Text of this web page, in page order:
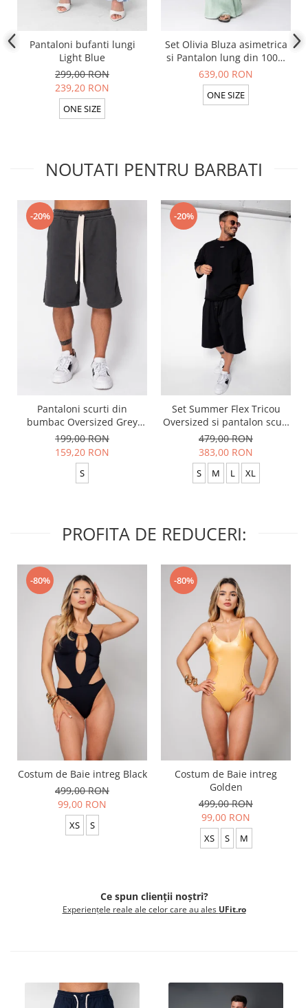
Pantaloni bufanti lungi
Light Blue
299,00 RON
239,20 RON
ONE SIZE
Set Olivia Bluza asimetrica
si Pantalon lung din 100%
in Light Olive
639,00 RON
ONE SIZE
NOUTATI PENTRU BARBATI
-20%
Pantaloni scurti din
bumbac Oversized Grey
Anthracite
199,00 RON
159,20 RON
S
-20%
Set Summer Flex Tricou
Oversized si pantalon scurt
Baggy Black
479,00 RON
383,00 RON
S M L XL
PROFITA DE REDUCERI:
-80%
Costum de Baie intreg Black
499,00 RON
99,00 RON
XS S
-80%
Costum de Baie intreg
Golden
499,00 RON
99,00 RON
XS S M
Ce spun clienții noștri?
Experiențele reale ale celor care au ales UFit.ro